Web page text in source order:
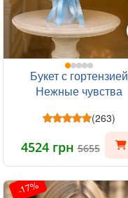
Букет с гортензией
Нежные чувства
(263)
4524 грн5655
-17%